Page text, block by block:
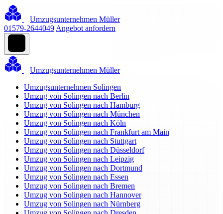
Umzugsunternehmen Müller
01579-2644049 Angebot anfordern
Umzugsunternehmen Müller
Umzugsunternehmen Solingen
Umzug von Solingen nach Berlin
Umzug von Solingen nach Hamburg
Umzug von Solingen nach München
Umzug von Solingen nach Köln
Umzug von Solingen nach Frankfurt am Main
Umzug von Solingen nach Stuttgart
Umzug von Solingen nach Düsseldorf
Umzug von Solingen nach Leipzig
Umzug von Solingen nach Dortmund
Umzug von Solingen nach Essen
Umzug von Solingen nach Bremen
Umzug von Solingen nach Hannover
Umzug von Solingen nach Nürnberg